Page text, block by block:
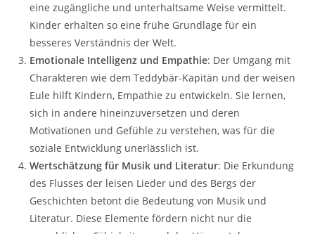
eine zugängliche und unterhaltsame Weise vermittelt.
Kinder erhalten so eine frühe Grundlage für ein
besseres Verständnis der Welt.
Emotionale Intelligenz und Empathie: Der Umgang mit
Charakteren wie dem Teddybär-Kapitän und der weisen
Eule hilft Kindern, Empathie zu entwickeln. Sie lernen,
sich in andere hineinzuversetzen und deren
Motivationen und Gefühle zu verstehen, was für die
soziale Entwicklung unerlässlich ist.
Wertschätzung für Musik und Literatur: Die Erkundung
des Flusses der leisen Lieder und des Bergs der
Geschichten betont die Bedeutung von Musik und
Literatur. Diese Elemente fördern nicht nur die